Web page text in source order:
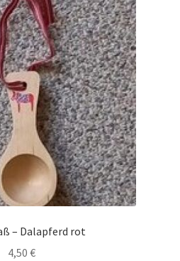
– Dalapferd rot
4,50 €